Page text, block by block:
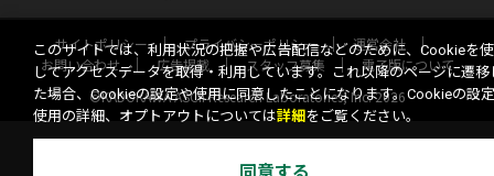
サイトポリシー プライバシーポリシー
運営会社
お問い合わせ
広告掲載 スタッフ募集
電子版について
©KADOKAWA ASCII Research Laboratories, Inc. 2026
このサイトでは、利用状況の把握や広告配信などのために、Cookieを
してアクセスデータを取得・利用しています。これ以降のページに遷移
た場合、Cookieの設定や使用に同意したことになります。Cookieの設
使用の詳細、オプトアウトについては詳細 をご覧ください。